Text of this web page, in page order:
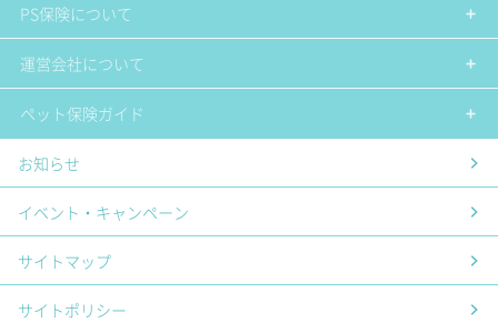
PS保険について
運営会社について
ペット保険ガイド
お知らせ
イベント・キャンペーン
サイトマップ
サイトポリシー